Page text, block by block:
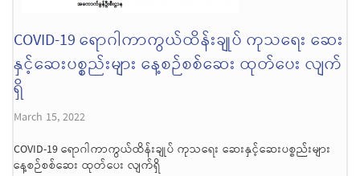
COVID-19 ရောဂါကာကွယ်ထိန်းချုပ် ကုသရေး ဆေး
နှင့်ဆေးပစ္စည်းများ နေ့စဉ်စစ်ဆေး ထုတ်ပေး လျက်
ရှိ
March 15, 2022
COVID-19 ရောဂါကာကွယ်ထိန်းချုပ် ကုသရေး ဆေးနှင့်ဆေးပစ္စည်းများ
နေ့စဉ်စစ်ဆေး ထုတ်ပေး လျက်ရှိ